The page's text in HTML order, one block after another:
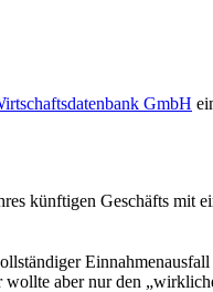
GmbH
künftigen Geschäfts mit
aber nur den